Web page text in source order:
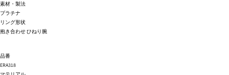
素材・製法
プラチナ
リング形状
抱き合わせ ひねり腕
品番
ERA318